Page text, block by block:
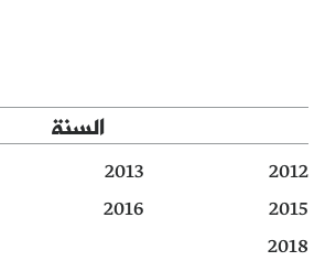
السنة
2012
2013
2015
2016
2018